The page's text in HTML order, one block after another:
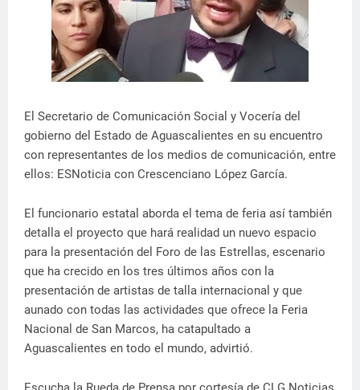
El Secretario de Comunicación Social y Vocería del
gobierno del Estado de Aguascalientes en su encuentro
con representantes de los medios de comunicación, entre
ellos: ESNoticia con Crescenciano López García.
El funcionario estatal aborda el tema de feria así también
detalla el proyecto que hará realidad un nuevo espacio
para la presentación del Foro de las Estrellas, escenario
que ha crecido en los tres últimos años con la
presentación de artistas de talla internacional y que
aunado con todas las actividades que ofrece la Feria
Nacional de San Marcos, ha catapultado a
Aguascalientes en todo el mundo, advirtió.